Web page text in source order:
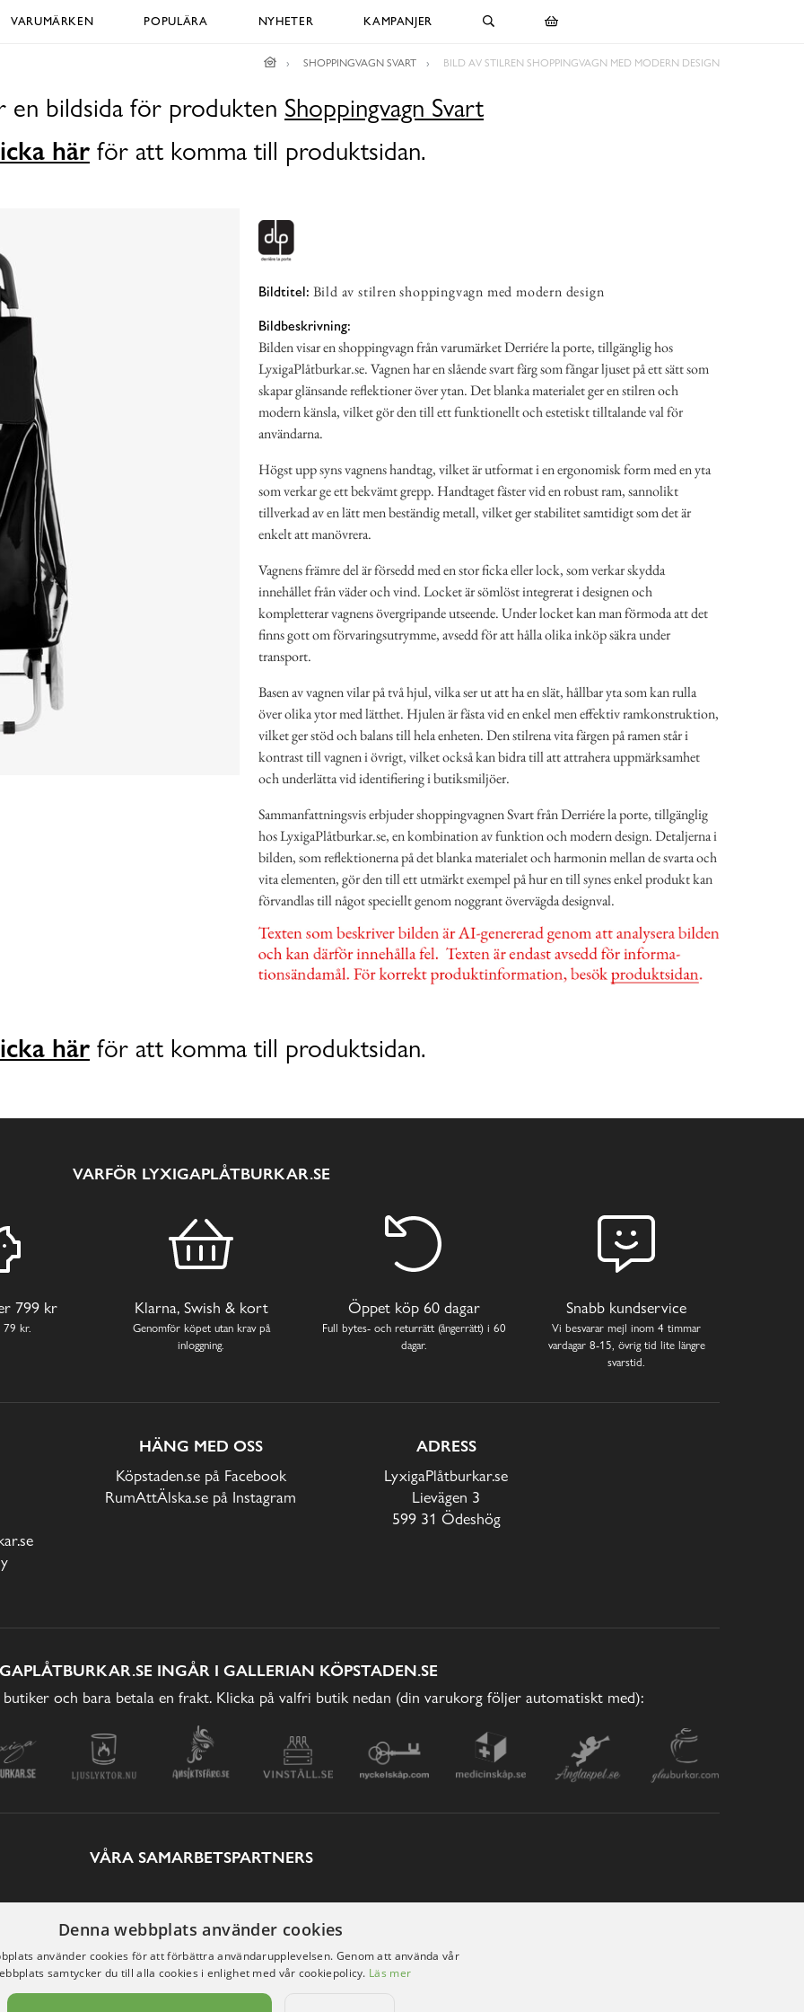
VARUMÄRKEN POPULÄRA NYHETER KAMPANJER
SHOPPINGVAGN SVART BILD AV STILREN SHOPPINGVAGN MED MODERN DESIGN
en bildsida för produkten Shoppingvagn Svart
här för att komma till produktsidan.
Bildtitel: Bild av stilren shoppingvagn med modern design
Bildbeskrivning:
Bilden visar en shoppingvagn från varumärket Derriére la porte, tillgänglig hos
LyxigaPlåtburkar.se. Vagnen har en slående svart färg som fångar ljuset på ett sätt som
skapar glänsande reflektioner över ytan. Det blanka materialet ger en stilren och
modern känsla, vilket gör den till ett funktionellt och estetiskt tilltalande val för
användarna.
Högst upp syns vagnens handtag, vilket är utformat i en ergonomisk form med en yta
som verkar ge ett bekvämt grepp. Handtaget fäster vid en robust ram, sannolikt
tillverkad av en lätt men beständig metall, vilket ger stabilitet samtidigt som det är
enkelt att manövrera.
Vagnens främre del är försedd med en stor ficka eller lock, som verkar skydda
innehållet från väder och vind. Locket är sömlöst integrerat i designen och
kompletterar vagnens övergripande utseende. Under locket kan man förmoda att det
finns gott om förvaringsutrymme, avsedd för att hålla olika inköp säkra under
transport.
Basen av vagnen vilar på två hjul, vilka ser ut att ha en slät, hållbar yta som kan rulla
över olika ytor med lätthet. Hjulen är fästa vid en enkel men effektiv ramkonstruktion,
vilket ger stöd och balans till hela enheten. Den stilrena vita färgen på ramen står i
kontrast till vagnen i övrigt, vilket också kan bidra till att attrahera uppmärksamhet
och underlätta vid identifiering i butiksmiljöer.
Sammanfattningsvis erbjuder shoppingvagnen Svart från Derriére la porte, tillgänglig
hos LyxigaPlåtburkar.se, en kombination av funktion och modern design. Detaljerna i
bilden, som reflektionerna på det blanka materialet och harmonin mellan de svarta och
vita elementen, gör den till ett utmärkt exempel på hur en till synes enkel produkt kan
förvandlas till något speciellt genom noggrant övervägda designval.
här för att komma till produktsidan.
VARFÖR LYXIGAPLÅTBURKAR.SE
799 kr
79 kr.
Klarna, Swish & kort
Genomför köpet utan krav på
inloggning.
Öppet köp 60 dagar
Full bytes- och returrätt (ångerrätt) i 60
dagar.
Snabb kundservice
Vi besvarar mejl inom 4 timmar
vardagar 8-15, övrig tid lite längre
svarstid.
HÄNG MED OSS
Köpstaden.se på Facebook
RumAttÄlska.se på Instagram
ADRESS
LyxigaPlåtburkar.se
Lievägen 3
599 31 Ödeshög
INGÅR I GALLERIAN KÖPSTADEN.SE
och bara betala en frakt. Klicka på valfri butik nedan (din varukorg följer automatiskt med):
VÅRA SAMARBETSPARTNERS
Denna webbplats använder cookies
använder cookies för att förbättra användarupplevelsen. Genom att använda vår
samtycker du till alla cookies i enlighet med vår cookiepolicy. Läs mer